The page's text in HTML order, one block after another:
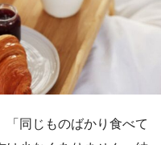
「同じものばかり食べて